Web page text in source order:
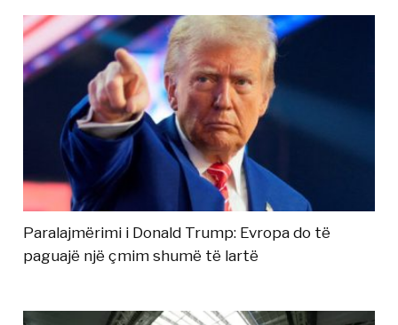
Paralajmërimi i Donald Trump: Evropa do të
paguajë një çmim shumë të lartë